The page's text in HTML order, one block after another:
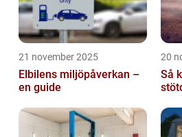
21 november 2025
Elbilens miljöpåverkan –
en guide
20
Så